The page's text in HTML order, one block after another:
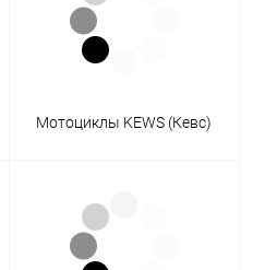
Мотоциклы KEWS (Кевс)